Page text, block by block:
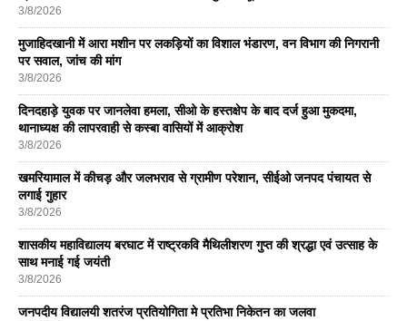
3/8/2026
मुजाहिदखानी में आरा मशीन पर लकड़ियों का विशाल भंडारण, वन विभाग की निगरानी
पर सवाल, जांच की मांग
3/8/2026
दिनदहाड़े युवक पर जानलेवा हमला, सीओ के हस्तक्षेप के बाद दर्ज हुआ मुकदमा,
थानाध्यक्ष की लापरवाही से कस्बा वासियों में आक्रोश
3/8/2026
खमरियामाल में कीचड़ और जलभराव से ग्रामीण परेशान, सीईओ जनपद पंचायत से
लगाई गुहार
3/8/2026
शासकीय महाविद्यालय बरघाट में राष्ट्रकवि मैथिलीशरण गुप्त की श्रद्धा एवं उत्साह के
साथ मनाई गई जयंती
3/8/2026
जनपदीय विद्यालयी शतरंज प्रतियोगिता मे प्रतिभा निकेतन का जलवा